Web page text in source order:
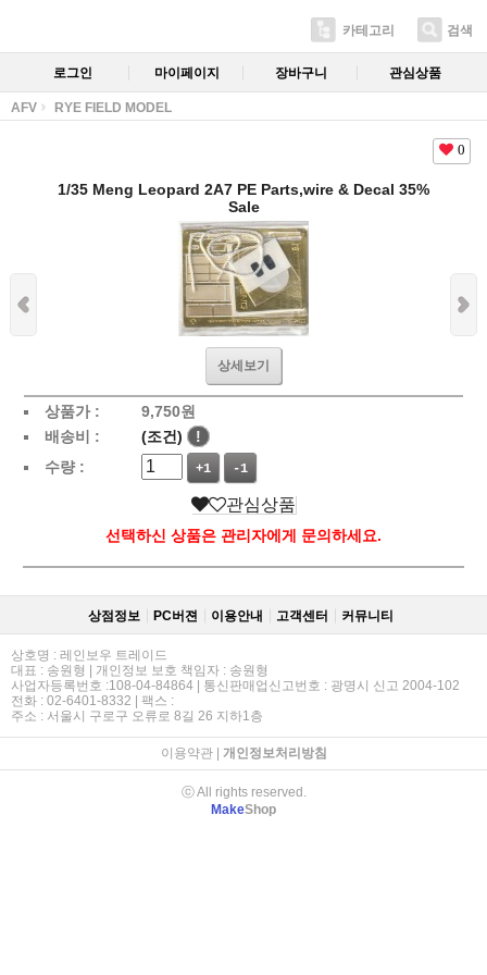
카테고리 검색
로그인 마이페이지 장바구니 관심상품
AFV RYE FIELD MODEL
0
1/35 Meng Leopard 2A7 PE Parts,wire & Decal 35%
Sale
상세보기
상품가 : 9,750원
배송비 :
(조건)
!
수량 :
+1 -1
관심상품
선택하신 상품은 관리자에게 문의하세요.
상점정보 PC버젼 이용안내 고객센터 커뮤니티
상호명 : 레인보우 트레이드
대표 : 송원형 | 개인정보 보호 책임자 : 송원형
사업자등록번호 :108-04-84864 | 통신판매업신고번호 : 광명시 신고 2004-102
전화 : 02-6401-8332 | 팩스 :
주소 : 서울시 구로구 오류로 8길 26 지하1층
이용약관| 개인정보처리방침
ⓒ All rights reserved.
MakeShop